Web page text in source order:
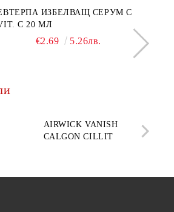
ИЗБЕЛВАЩ СЕРУМ С
C 20 МЛ
€2.69 5.26лв.
AIRWICK VANISH
CALGON CILLIT